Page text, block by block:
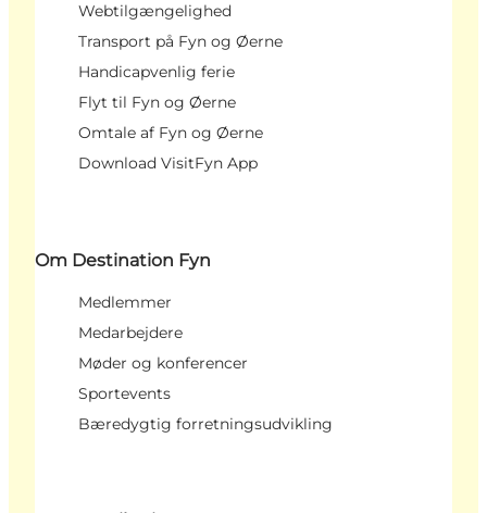
Webtilgængelighed
Transport på Fyn og Øerne
Handicapvenlig ferie
Flyt til Fyn og Øerne
Omtale af Fyn og Øerne
Download VisitFyn App
Om Destination Fyn
Medlemmer
Medarbejdere
Møder og konferencer
Sportevents
Bæredygtig forretningsudvikling